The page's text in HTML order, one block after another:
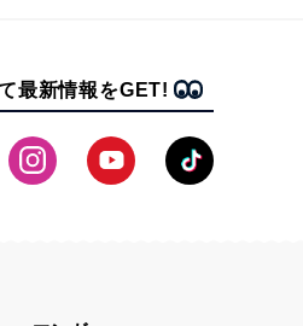
最新情報をGET!